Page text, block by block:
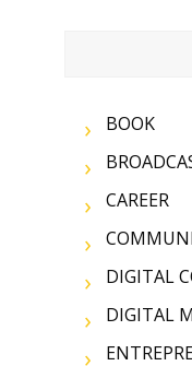
BOOK
CAREER
DIGITAL
DIGITAL